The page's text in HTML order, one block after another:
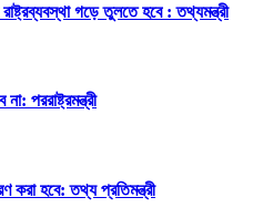
গড়ে তুলতে হবে : তথ্যমন্ত্রী
পররাষ্ট্রমন্ত্রী
করা হবে: তথ্য প্রতিমন্ত্রী